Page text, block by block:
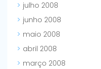
julho 2008
junho 2008
maio 2008
abril 2008
março 2008